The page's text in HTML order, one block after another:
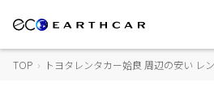
TOP › トヨタレンタカー姶良 周辺の安い レ